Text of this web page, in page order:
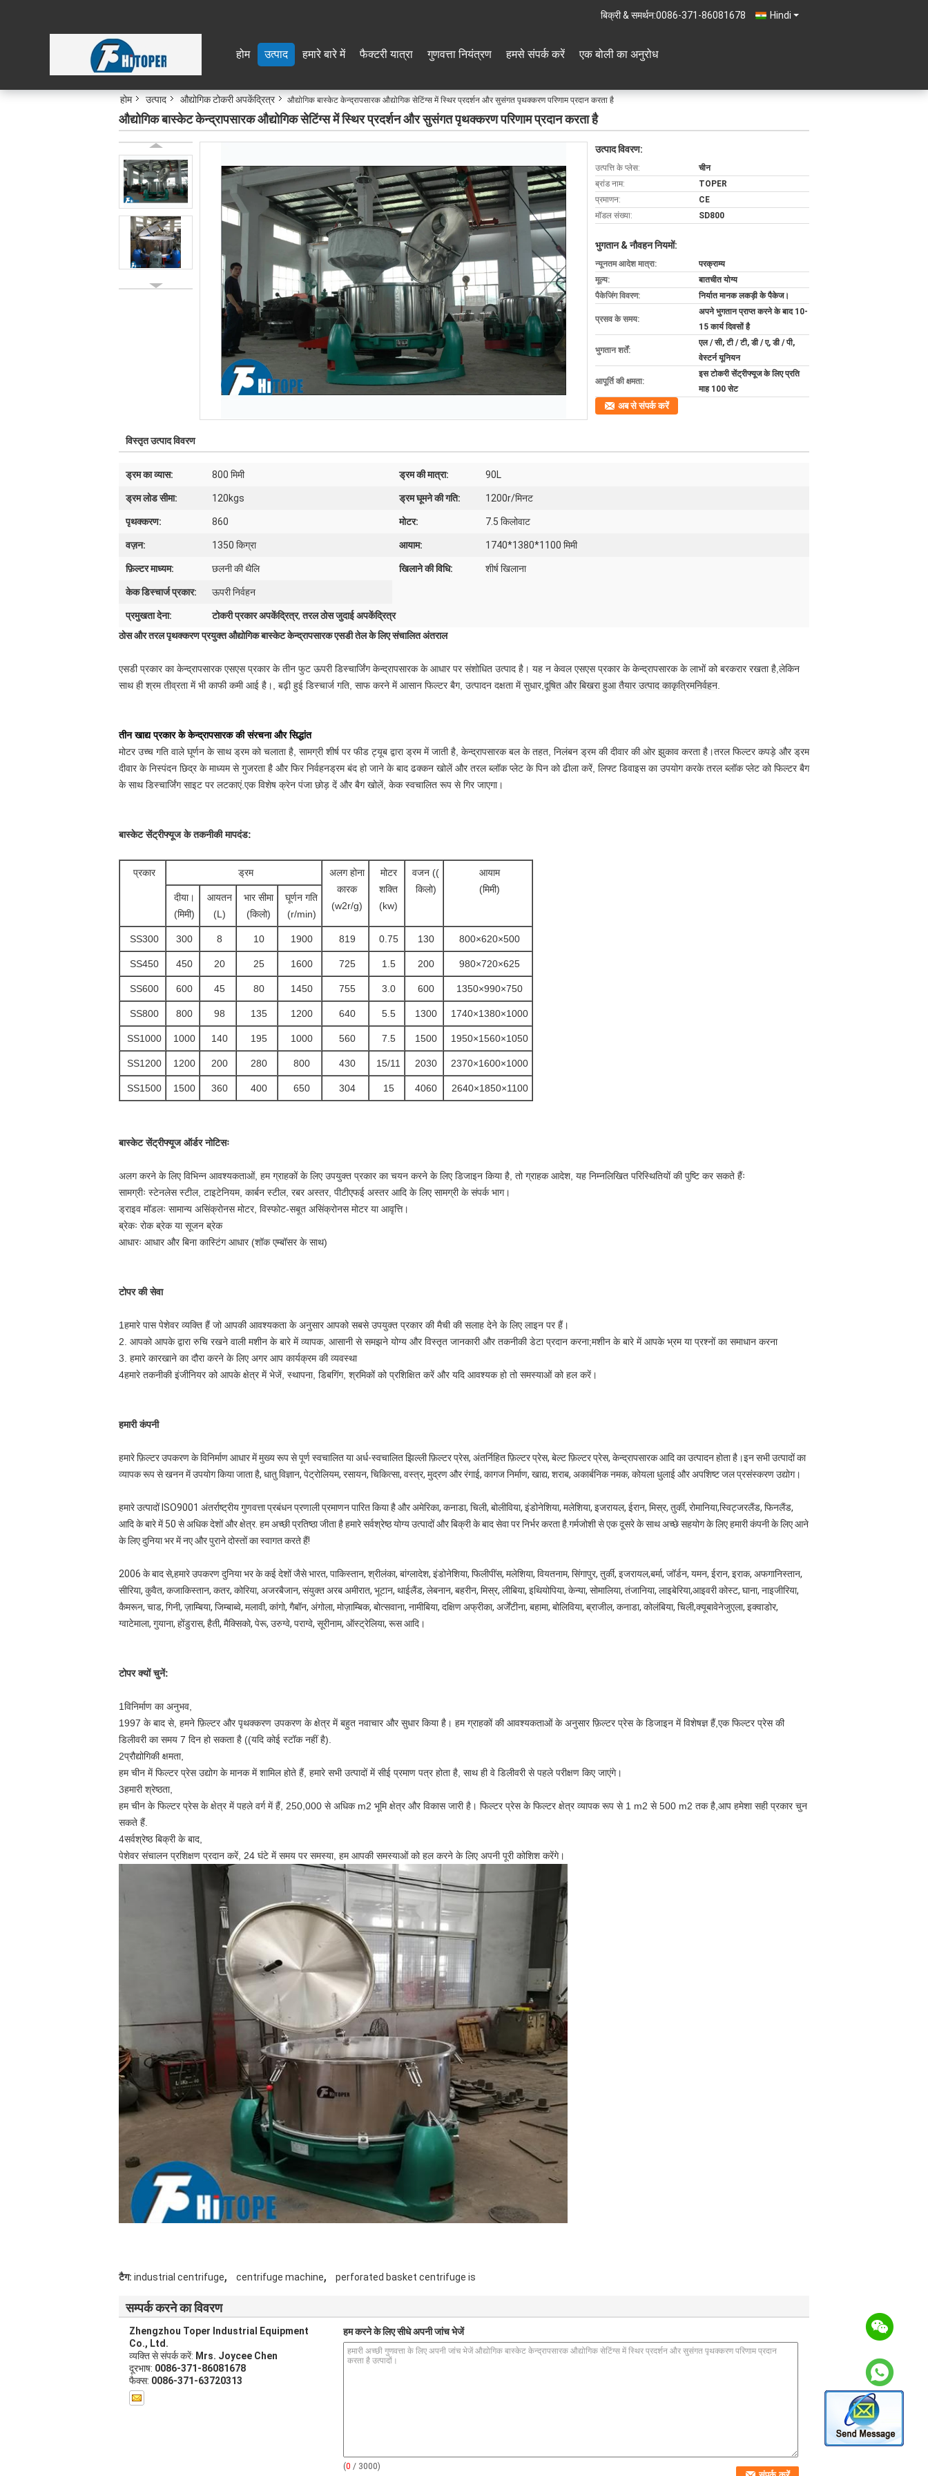
Hindi
बिक्री & समर्थन:0086-371-86081678
होम उत्पाद हमारे बारे में फैक्टरी यात्रा गुणवत्ता नियंत्रण हमसे संपर्क करें एक बोली का अनुरोध
होम उत्पाद औद्योगिक टोकरी अपकेंद्रित्र औद्योगिक बास्केट केन्द्रापसारक औद्योगिक सेटिंग्स में स्थिर प्रदर्शन और सुसंगत पृथक्करण परिणाम प्रदान करता है
औद्योगिक बास्केट केन्द्रापसारक औद्योगिक सेटिंग्स में स्थिर प्रदर्शन और सुसंगत पृथक्करण परिणाम प्रदान करता है
उत्पाद विवरण:
उत्पत्ति के प्लेस:
चीन
ब्रांड नाम:
TOPER
प्रमाणन:
CE
मॉडल संख्या:
SD800
भुगतान & नौवहन नियमों:
न्यूनतम आदेश मात्रा:
परक्राम्य
मूल्य:
बातचीत योग्य
पैकेजिंग विवरण:
निर्यात मानक लकड़ी के पैकेज।
प्रसव के समय:
अपने भुगतान प्राप्त करने के बाद 10-
15 कार्य दिवसों है
भुगतान शर्तें:
एल / सी, टी / टी, डी / ए, डी / पी,
वेस्टर्न यूनियन
आपूर्ति की क्षमता:
इस टोकरी सेंट्रीफ्यूज के लिए प्रति
माह 100 सेट
अब से संपर्क करें
विस्तृत उत्पाद विवरण
ड्रम का व्यास: 800 मिमी ड्रम की मात्रा: 90L
ड्रम लोड सीमा: 120kgs ड्रम घूमने की गति: 1200r/मिनट
पृथक्करण: 860 मोटर: 7.5 किलोवाट
वज़न: 1350 किग्रा आयाम: 1740*1380*1100 मिमी
फ़िल्टर माध्यम: छलनी की थैलि खिलाने की विधि: शीर्ष खिलाना
केक डिस्चार्ज प्रकार: ऊपरी निर्वहन
प्रमुखता देना: टोकरी प्रकार अपकेंद्रित्र,तरल ठोस जुदाई अपकेंद्रित्र
ठोस और तरल पृथक्करण प्रयुक्त औद्योगिक बास्केट केन्द्रापसारक एसडी तेल के लिए संचालित अंतराल
एसडी प्रकार का केन्द्रापसारक एसएस प्रकार के तीन फुट ऊपरी डिस्चार्जिंग केन्द्रापसारक के आधार पर संशोधित उत्पाद है। यह न केवल एसएस प्रकार के केन्द्रापसारक के लाभों को बरकरार रखता है,लेकिन
साथ ही श्रम तीव्रता में भी काफी कमी आई है।, बढ़ी हुई डिस्चार्ज गति, साफ करने में आसान फिल्टर बैग, उत्पादन दक्षता में सुधार,दूषित और बिखरा हुआ तैयार उत्पाद काकृत्रिमनिर्वहन
तीन खाद्य प्रकार के केन्द्रापसारक की संरचना और सिद्धांत
मोटर उच्च गति वाले घूर्णन के साथ ड्रम को चलाता है, सामग्री शीर्ष पर फीड ट्यूब द्वारा ड्रम में जाती है, केन्द्रापसारक बल के तहत, निलंबन ड्रम की दीवार की ओर झुकाव करता है।तरल फिल्टर कपड़े और ड्रम
दीवार के निस्पंदन छिद्र के माध्यम से गुजरता है और फिर निर्वहनड्रम बंद हो जाने के बाद ढक्कन खोलें और तरल ब्लॉक प्लेट के पिन को ढीला करें, लिफ्ट डिवाइस का उपयोग करके तरल ब्लॉक प्लेट को फिल्टर बैग
के साथ डिस्चार्जिंग साइट पर लटकाएं.एक विशेष क्रेन पंजा छोड़ दें और बैग खोलें, केक स्वचालित रूप से गिर जाएगा।
बास्केट सेंट्रीफ्यूज के तकनीकी मापदंड:
प्रकार ड्रम
अलग होना
कारक
(w2r/g)
मोटर
शक्ति
(kw)
वजन ((
किलो)
आयाम
(मिमी)
दीया।
(मिमी)
आयतन
(L)
भार सीमा
(किलो)
घूर्णन गति
(r/min)
SS300 300 8 10 1900 819 0.75 130 800×620×500
SS450 450 20 25 1600 725 1.5 200 980×720×625
SS600 600 45 80 1450 755 3.0 600 1350×990×750
SS800 800 98 135 1200 640 5.5 1300 1740×1380×1000
SS1000 1000 140 195 1000 560 7.5 1500 1950×1560×1050
SS1200 1200 200 280 800 430 15/11 2030 2370×1600×1000
SS1500 1500 360 400 650 304 15 4060 2640×1850×1100
बास्केट सेंट्रीफ्यूज ऑर्डर नोटिसः
अलग करने के लिए विभिन्न आवश्यकताओं, हम ग्राहकों के लिए उपयुक्त प्रकार का चयन करने के लिए डिजाइन किया है, तो ग्राहक आदेश, यह निम्नलिखित परिस्थितियों की पुष्टि कर सकते हैंः
सामग्रीः स्टेनलेस स्टील, टाइटेनियम, कार्बन स्टील, रबर अस्तर, पीटीएफई अस्तर आदि के लिए सामग्री के संपर्क भाग।
ड्राइव मॉडलः सामान्य असिंक्रोनस मोटर, विस्फोट-सबूत असिंक्रोनस मोटर या आवृत्ति।
ब्रेकः रोक ब्रेक या सूजन ब्रेक
आधारः आधार और बिना कास्टिंग आधार (शॉक एम्बॉसर के साथ)
टोपर की सेवा
1हमारे पास पेशेवर व्यक्ति हैं जो आपकी आवश्यकता के अनुसार आपको सबसे उपयुक्त प्रकार की मैची की सलाह देने के लिए लाइन पर हैं।
2. आपको आपके द्वारा रुचि रखने वाली मशीन के बारे में व्यापक, आसानी से समझने योग्य और विस्तृत जानकारी और तकनीकी डेटा प्रदान करना;मशीन के बारे में आपके भ्रम या प्रश्नों का समाधान करना
3. हमारे कारखाने का दौरा करने के लिए अगर आप कार्यक्रम की व्यवस्था
4हमारे तकनीकी इंजीनियर को आपके क्षेत्र में भेजें, स्थापना, डिबगिंग, श्रमिकों को प्रशिक्षित करें और यदि आवश्यक हो तो समस्याओं को हल करें।
हमारी कंपनी
हमारे फ़िल्टर उपकरण के विनिर्माण आधार में मुख्य रूप से पूर्ण स्वचालित या अर्ध-स्वचालित झिल्ली फ़िल्टर प्रेस, अंतर्निहित फ़िल्टर प्रेस, बेल्ट फ़िल्टर प्रेस, केन्द्रापसारक आदि का उत्पादन होता है।इन सभी उत्पादों का
व्यापक रूप से खनन में उपयोग किया जाता है, धातु विज्ञान, पेट्रोलियम, रसायन, चिकित्सा, वस्त्र, मुद्रण और रंगाई, कागज निर्माण, खाद्य, शराब, अकार्बनिक नमक, कोयला धुलाई और अपशिष्ट जल प्रसंस्करण उद्योग।
हमारे उत्पादों ISO9001 अंतर्राष्ट्रीय गुणवत्ता प्रबंधन प्रणाली प्रमाणन पारित किया है और अमेरिका, कनाडा, चिली, बोलीविया, इंडोनेशिया, मलेशिया, इजरायल, ईरान, मिस्र, तुर्की, रोमानिया,स्विट्जरलैंड, फिनलैंड,
आदि के बारे में 50 से अधिक देशों और क्षेत्र. हम अच्छी प्रतिष्ठा जीता है हमारे सर्वश्रेष्ठ योग्य उत्पादों और बिक्री के बाद सेवा पर निर्भर करता है.गर्मजोशी से एक दूसरे के साथ अच्छे सहयोग के लिए हमारी कंपनी के लिए आने
के लिए दुनिया भर में नए और पुराने दोस्तों का स्वागत करते हैं!
2006 के बाद से,हमारे उपकरण दुनिया भर के कई देशों जैसे भारत, पाकिस्तान, श्रीलंका, बांग्लादेश, इंडोनेशिया, फिलीपींस, मलेशिया, वियतनाम, सिंगापुर, तुर्की, इजरायल,बर्मा, जॉर्डन, यमन, ईरान, इराक, अफगानिस्तान,
सीरिया, कुवैत, कजाकिस्तान, कतर, कोरिया, अजरबैजान, संयुक्त अरब अमीरात, भूटान, थाईलैंड, लेबनान, बहरीन, मिस्र, लीबिया, इथियोपिया, केन्या, सोमालिया, तंजानिया, लाइबेरिया,आइवरी कोस्ट, घाना, नाइजीरिया,
कैमरून, चाड, गिनी, ज़ाम्बिया, जिम्बाब्वे, मलावी, कांगो, गैबॉन, अंगोला, मोज़ाम्बिक, बोत्सवाना, नामीबिया, दक्षिण अफ्रीका, अर्जेंटीना, बहामा, बोलिविया, ब्राजील, कनाडा, कोलंबिया, चिली,क्यूबावेनेजुएला, इक्वाडोर,
ग्वाटेमाला, गुयाना, होंडुरास, हैती, मैक्सिको, पेरू, उरुग्वे, पराग्वे, सूरीनाम, ऑस्ट्रेलिया, रूस आदि।
टोपर क्यों चुनें:
1विनिर्माण का अनुभव,
1997 के बाद से, हमने फ़िल्टर और पृथक्करण उपकरण के क्षेत्र में बहुत नवाचार और सुधार किया है। हम ग्राहकों की आवश्यकताओं के अनुसार फ़िल्टर प्रेस के डिजाइन में विशेषज्ञ हैं,एक फिल्टर प्रेस की
डिलीवरी का समय 7 दिन हो सकता है ((यदि कोई स्टॉक नहीं है).
2प्रौद्योगिकी क्षमता,
हम चीन में फिल्टर प्रेस उद्योग के मानक में शामिल होते हैं, हमारे सभी उत्पादों में सीई प्रमाण पत्र होता है, साथ ही वे डिलीवरी से पहले परीक्षण किए जाएंगे।
3हमारी श्रेष्ठता,
हम चीन के फिल्टर प्रेस के क्षेत्र में पहले वर्ग में हैं, 250,000 से अधिक m2 भूमि क्षेत्र और विकास जारी है। फिल्टर प्रेस के फिल्टर क्षेत्र व्यापक रूप से 1 m2 से 500 m2 तक है,आप हमेशा सही प्रकार चुन
सकते हैं.
4सर्वश्रेष्ठ बिक्री के बाद,
पेशेवर संचालन प्रशिक्षण प्रदान करें, 24 घंटे में समय पर समस्या, हम आपकी समस्याओं को हल करने के लिए अपनी पूरी कोशिश करेंगे।
टैग: industrial centrifuge, centrifuge machine, perforated basket centrifuge is
सम्पर्क करने का विवरण
Zhengzhou Toper Industrial Equipment
Co., Ltd.
व्यक्ति से संपर्क करें: Mrs. Joycee Chen
दूरभाष: 0086-371-86081678
फैक्स: 0086-371-63720313
हम करने के लिए सीधे अपनी जांच भेजें
(0 / 3000)